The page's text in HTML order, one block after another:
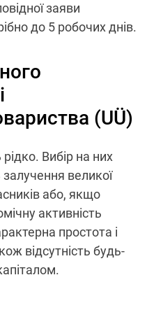
заяви
до 5 робочих днів.
(UÜ)
Вибір на них
залучення великої
або, якщо
активність
простота і
відсутність будь-